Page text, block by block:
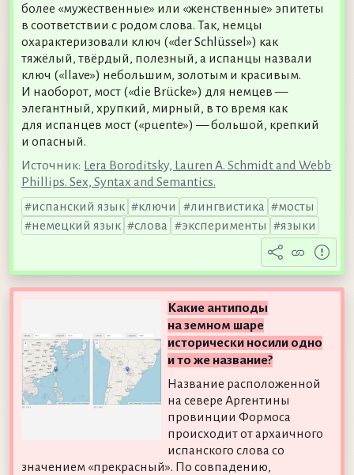
более «мужественные» или «женственные» эпитеты
в соответствии с родом слова. Так, немцы
охарактеризовали ключ («der Schlüssel») как
тяжёлый, твёрдый, полезный, а испанцы назвали
ключ («llave») небольшим, золотым и красивым.
И наоборот, мост («die Brücke») для немцев —
элегантный, хрупкий, мирный, в то время как
для испанцев мост («puente») — большой, крепкий
и опасный.
Источник: Lera Boroditsky, Lauren A. Schmidt and Webb
Phillips. Sex, Syntax and Semantics.
испанский язык
ключи лингвистика
мосты
немецкий язык
слова эксперименты языки
Какие антиподы
на земном шаре
исторически носили одно
и то же название?
Название расположенной
на севере Аргентины
провинции Формоса
происходит от архаичного
испанского слова со
значением «прекрасный». По совпадению,